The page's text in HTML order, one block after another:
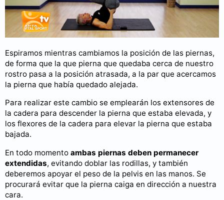
Espiramos mientras cambiamos la posición de las piernas,
de forma que la que pierna que quedaba cerca de nuestro
rostro pasa a la posición atrasada, a la par que acercamos
la pierna que había quedado alejada.
Para realizar este cambio se emplearán los extensores de
la cadera para descender la pierna que estaba elevada, y
los flexores de la cadera para elevar la pierna que estaba
bajada.
En todo momento ambas piernas deben permanecer
extendidas, evitando doblar las rodillas, y también
deberemos apoyar el peso de la pelvis en las manos. Se
procurará evitar que la pierna caiga en dirección a nuestra
cara.